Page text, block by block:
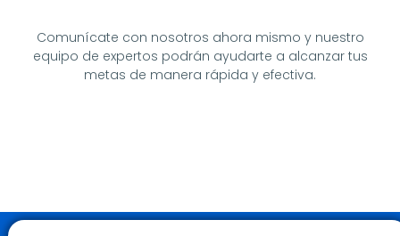
Comunícate con nosotros ahora mismo y nuestro
equipo de expertos podrán ayudarte a alcanzar tus
metas de manera rápida y efectiva.